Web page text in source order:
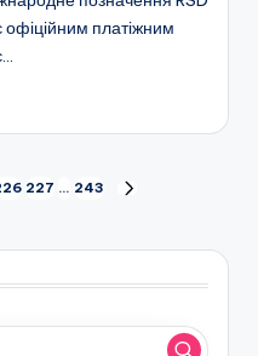
платіжним
227 … 243